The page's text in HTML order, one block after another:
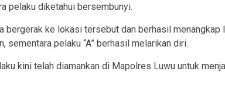
pelaku diketahui bersembunyi.
bergerak ke lokasi tersebut dan berhasil menangkap
sementara pelaku “A” berhasil melarikan diri.
kini telah diamankan di Mapolres Luwu untuk